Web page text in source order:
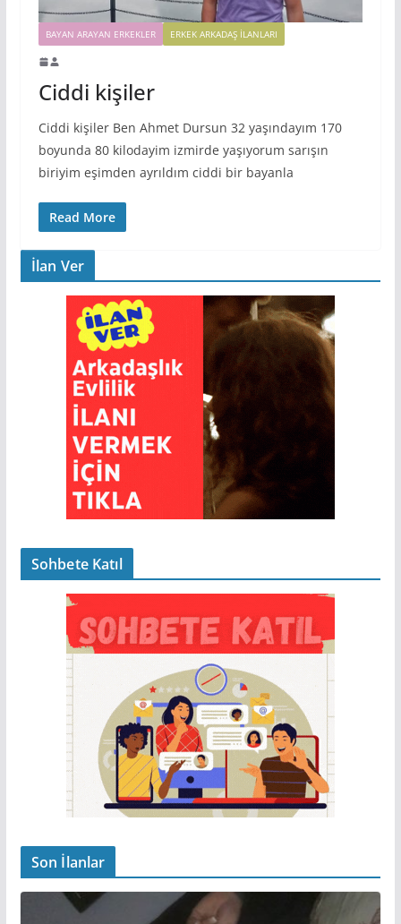
BAYAN ARAYAN ERKEKLER ERKEK ARKADAŞ ILANLARI
Ciddi kişiler
Ciddi kişiler Ben Ahmet Dursun 32 yaşındayım 170
boyunda 80 kilodayim izmirde yaşıyorum sarışın
biriyim eşimden ayrıldım ciddi bir bayanla
Read More
İlan Ver
Sohbete Katıl
Son İlanlar